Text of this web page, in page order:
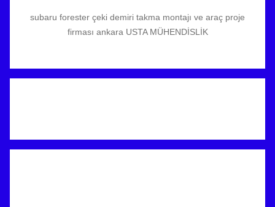
subaru forester çeki demiri takma montajı ve araç proje
firması ankara USTA MÜHENDİSLİK